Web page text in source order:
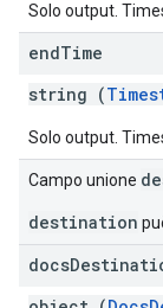
Solo output.
endTime
string (
Solo output.
Campo unione
destination
docs